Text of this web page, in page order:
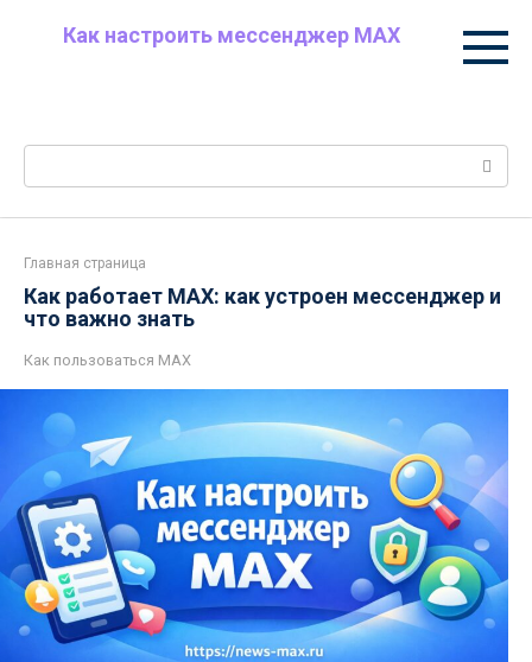
Как настроить мессенджер MAX
Поиск:
Главная страница
Как работает MAX: как устроен мессенджер и
что важно знать
Как пользоваться MAX